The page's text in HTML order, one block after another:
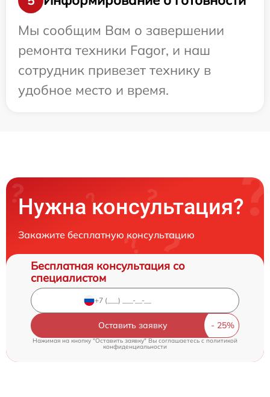
Мы сообщим Вам о завершении
ремонта техники Fagor, и наш
сотрудник привезет технику в
удобное место и время.
Нужна консультация?
Закажите бесплатную консультацию
Бесплатная консультация со
специалистом
Оставить заявку
Нажимая на кнопку "Оставить заявку" Вы соглашаетесь cполитикой
конфиденциальности